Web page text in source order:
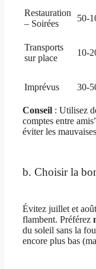
Restauration
– Soirées
50-
Transports
sur place
10-
Imprévus 30-
Conseil : Utilisez
comptes entre
éviter les
b. Choisir la
Évitez juillet et
flambent. Préférez
du soleil sans la
encore plus bas